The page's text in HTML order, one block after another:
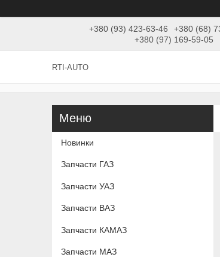
+380 (93) 423-63-46
+380 (68)
+380 (97) 169-59-05
RTI-AUTO
Новинки
Запчасти ГАЗ
Запчасти УАЗ
Запчасти ВАЗ
Запчасти КАМАЗ
Запчасти МАЗ